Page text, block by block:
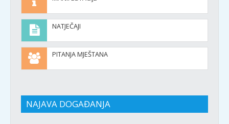
NATJEČAJI
PITANJA MJEŠTANA
NAJAVA DOGAĐANJA